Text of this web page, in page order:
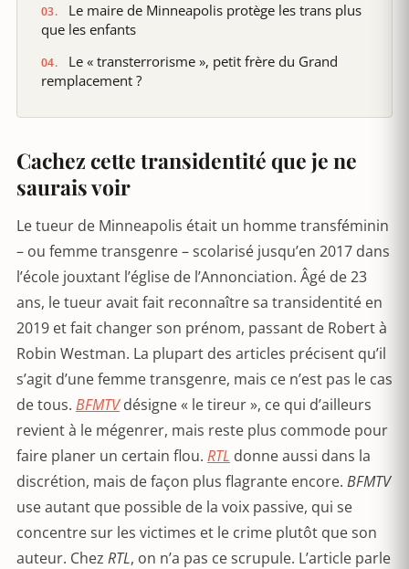
Le maire de Minneapolis protège les trans plus
que les enfants
Le « transterrorisme », petit frère du Grand
remplacement ?
Cachez cette transidentité que je ne
saurais voir
Le tueur de Minneapolis était un homme transféminin
– ou femme transgenre – scolarisé jusqu’en 2017 dans
l’école jouxtant l’église de l’Annonciation. Âgé de 23
ans, le tueur avait fait reconnaître sa transidentité en
2019 et fait changer son prénom, passant de Robert à
Robin Westman. La plupart des articles précisent qu’il
s’agit d’une femme transgenre, mais ce n’est pas le cas
de tous. BFMTVdésigne « le tireur », ce qui d’ailleurs
revient à le mégenrer, mais reste plus commode pour
faire planer un certain flou. RTL donne aussi dans la
discrétion, mais de façon plus flagrante encore. BFMTV
use autant que possible de la voix passive, qui se
concentre sur les victimes et le crime plutôt que son
auteur. Chez RTL, on n’a pas ce scrupule. L’article parle